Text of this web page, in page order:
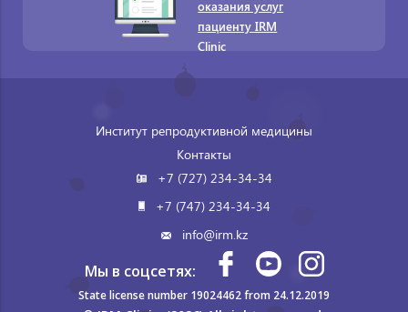
оказания услуг
пациенту IRM
Clinic
Институт репродуктивной медицины
Контакты
+7 (727) 234-34-34
+7 (747) 234-34-34
info@irm.kz
Мы в соцсетях:
State license number 19024462 from 24.12.2019